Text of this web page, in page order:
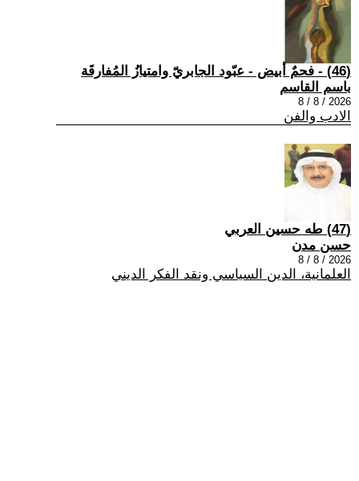
(46) - فحمٌ أبيض - عبّود الجابريّ وامتيازُ المُفارقَة
باسم القاسم
2026 / 8 / 8
الادب والفن
(47) طه حسين العربي
حسن مدن
2026 / 8 / 8
العلمانية، الدين السياسي ونقد الفكر الديني